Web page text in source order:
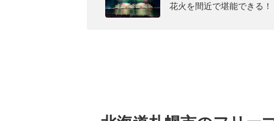
花火を間近で堪能できる